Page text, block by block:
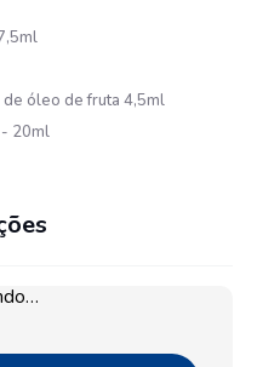
de óleo de fruta 4,5ml
- 20ml